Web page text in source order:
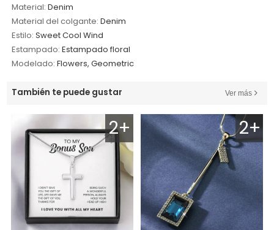
Material: Denim
Material del colgante: Denim
Estilo: Sweet Cool Wind
Estampado: Estampado floral
Modelado: Flowers, Geometric
También te puede gustar Ver más
2+ 2+